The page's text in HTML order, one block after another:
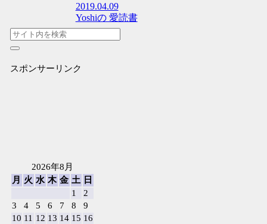
2019.04.09
Yoshiの 愛読書
スポンサーリンク
2026年8月
月
火 水 木 金 土
日
1
2
3
4 5 6 7 8
9
10 11 12 13 14 15 16